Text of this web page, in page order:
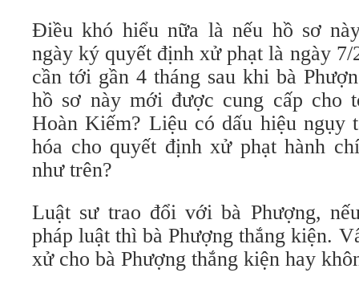
Điều khó hiểu nữa là nếu hồ sơ
ngày ký quyết định xử phạt là ngày
cần tới gần 4 tháng sau khi bà
hồ sơ này mới được cung cấp cho
Hoàn Kiếm? Liệu có dấu hiệu ngụy
hóa cho quyết định xử phạt hành
như trên?
Luật sư trao đổi với bà Phượng,
pháp luật thì bà Phượng thắng kiện.
xử cho bà Phượng thắng kiện hay